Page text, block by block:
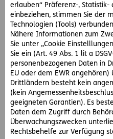
erlauben“ Präferenz-,
einbeziehen, stimmen Sie der
Technologien (Tools)
Nähere Informationen zum
Sie unter „Cookie
Sie ein (Art. 49 Abs. 1 lit a
personenbezogenen Daten in
EU oder dem EWR
Drittländern besteht kein
(kein
geeigneten Garantien). Es
Daten dem Zugriff durch
Überwachungszwecken
Rechtsbehelfe zur Verfügung
Sie benötigen die Formulare
sich Ihre steuerliche
Formulare hier downloaden:
Selbstauskunft für
Selbstauskunft für
Selbstauskunft für
Rechtsträgern